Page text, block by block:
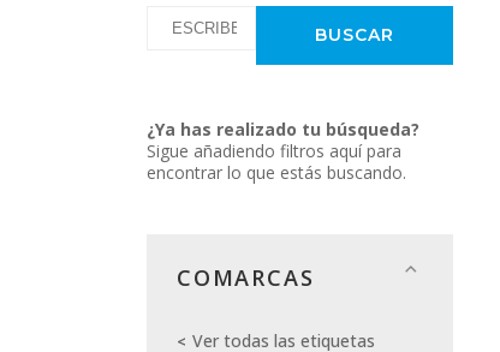
¿Ya has realizado tu búsqueda?
Sigue añadiendo filtros aquí para
encontrar lo que estás buscando.
COMARCAS
Ver todas las etiquetas